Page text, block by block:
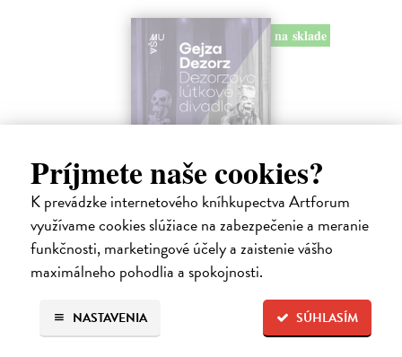
Príjmete naše cookies?
K prevádzke internetového kníhkupectva Artforum
využívame cookies slúžiace na zabezpečenie a meranie
funkčnosti, marketingové účely a zaistenie vášho
maximálneho pohodlia a spokojnosti.
SÚHLASÍM
NASTAVENIA
na sklade
Dezorzovo lútkové divadlo
Dezorz Gejza | Kniha
Kniha o Dezorzovom lútkovom divadle mapuje viac ako dve
desaťročia existencie jedného z najvýraznejších slovenských
nezávislých bábkových súborov. Obsahuje fotografie, spomienky,
výtvarné návrhy, texty…